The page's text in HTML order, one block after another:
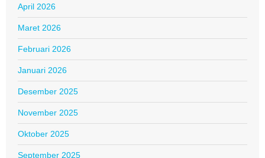
April 2026
Maret 2026
Februari 2026
Januari 2026
Desember 2025
November 2025
Oktober 2025
September 2025